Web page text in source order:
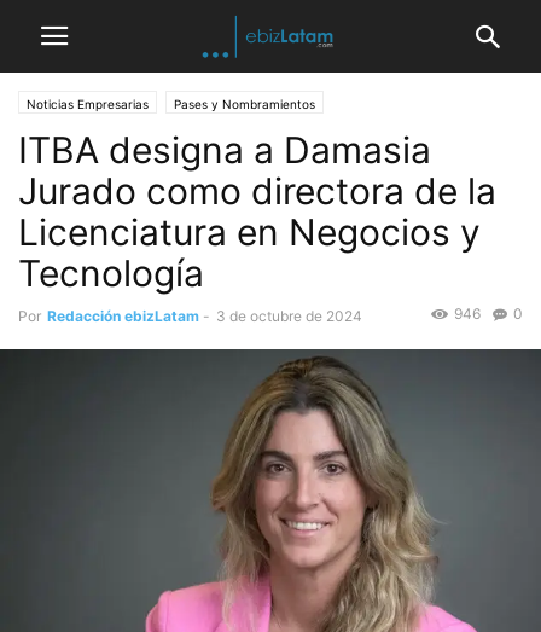
Noticias Empresarias Pases y Nombramientos
ITBA designa a Damasia
Jurado como directora de la
Licenciatura en Negocios y
Tecnología
Por Redacción ebizLatam - 3 de octubre de 2024 0
946